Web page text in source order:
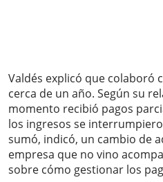
Valdés explicó que colaboró
cerca de un año. Según su
momento recibió pagos
los ingresos se
sumó, indicó, un cambio de
empresa que no vino
sobre cómo gestionar los